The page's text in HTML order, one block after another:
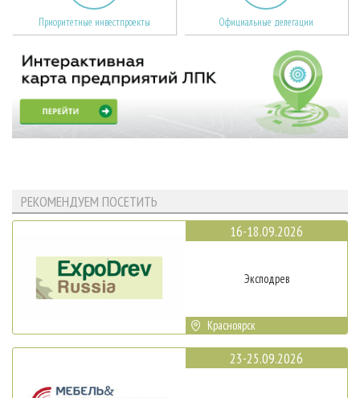
Приоритетные инвестпроекты Официальные делегации
РЕКОМЕНДУЕМ ПОСЕТИТЬ
16-18.09.2026
Эксподрев
Красноярск
23-25.09.2026